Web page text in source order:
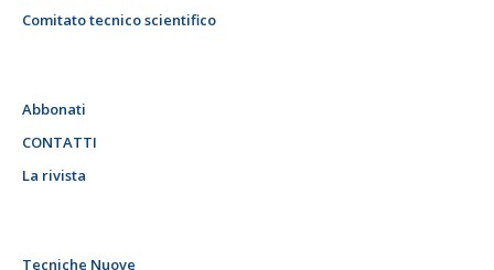
Comitato tecnico scientifico
Abbonati
CONTATTI
La rivista
Tecniche Nuove